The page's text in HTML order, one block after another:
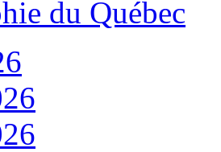
du Québec